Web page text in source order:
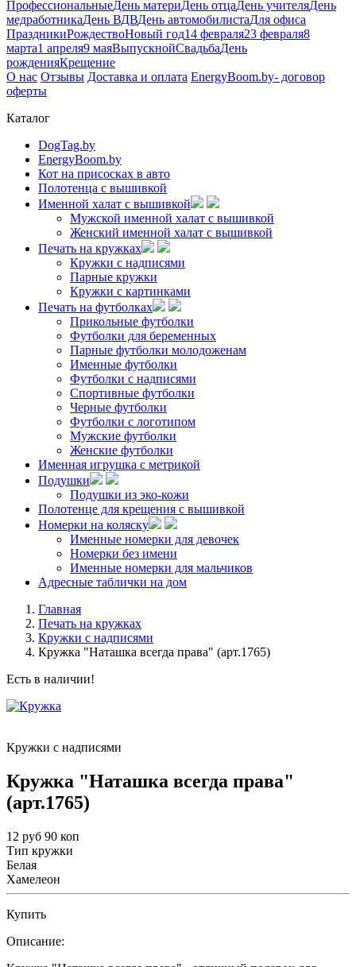
ПрофессиональныеДень материДень отцаДень учителяДень
медработникаДень ВДВДень автомобилистаДля офиса
ПраздникиРождествоНовый год14 февраля23 февраля8
марта1 апреля9 маяВыпускнойСвадьбаДень
рожденияКрещение
О нас Отзывы Доставка и оплата EnergyBoom.by- договор
оферты
Каталог
DogTag.by
EnergyBoom.by
Кот на присосках в авто
Полотенца с вышивкой
Именной халат с вышивкой
Мужской именной халат с вышивкой
Женский именной халат с вышивкой
Печать на кружках
Кружки с надписями
Парные кружки
Кружки с картинками
Печать на футболках
Прикольные футболки
Футболки для беременных
Парные футболки молодоженам
Именные футболки
Футболки с надписями
Спортивные футболки
Черные футболки
Футболки с логотипом
Мужские футболки
Женские футболки
Именная игрушка с метрикой
Подушки
Подушки из эко-кожи
Полотенце для крещения с вышивкой
Номерки на коляску
Именные номерки для девочек
Номерки без имени
Именные номерки для мальчиков
Адресные таблички на дом
Главная
Печать на кружках
Кружки с надписями
Кружка "Наташка всегда права" (арт.1765)
Есть в наличии!
Кружки с надписями
Кружка "Наташка всегда права"
(арт.1765)
12 руб 90 коп
Тип кружки
Белая
Хамелеон
Купить
Описание: